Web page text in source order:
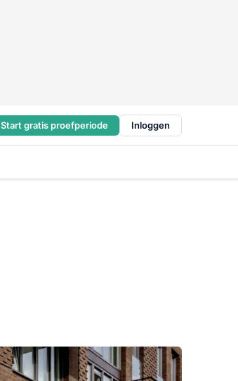
Start gratis proefperiode Inloggen